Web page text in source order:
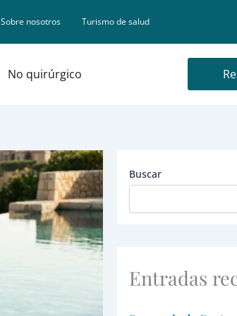
Sobre nosotros Turismo de salud
No quirúrgico
Buscar
Entradas